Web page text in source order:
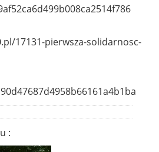
17131-pierwsza-solidarnosc-
: